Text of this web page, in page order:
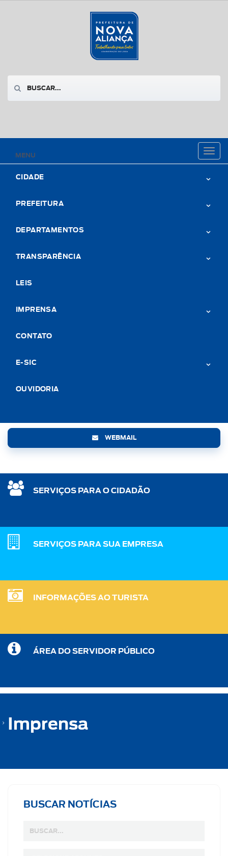
MENU
Toggle
CIDADE
PREFEITURA
DEPARTAMENTOS
TRANSPARÊNCIA
LEIS
IMPRENSA
CONTATO
E-SIC
OUVIDORIA
WEBMAIL
SERVIÇOS PARA O CIDADÃO
SERVIÇOS PARA SUA EMPRESA
INFORMAÇÕES AO TURISTA
ÁREA DO SERVIDOR PÚBLICO
Imprensa
BUSCAR NOTÍCIAS